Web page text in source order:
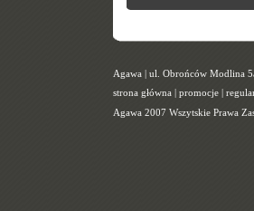
Agawa | ul. Obrońców Modlina
strona główna
promocje
Agawa 2007 Wszytskie Prawa